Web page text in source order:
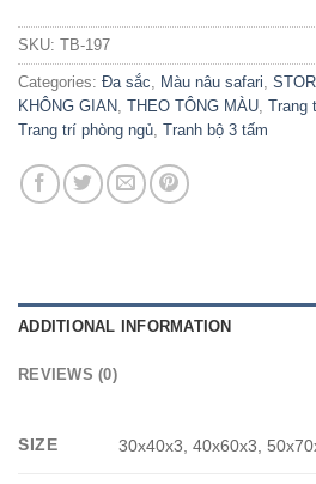
SKU: TB-197
Categories: Đa sắc, Màu nâu safari,
KHÔNG GIAN, THEO TÔNG MÀU, Trang
Trang trí phòng ngủ, Tranh bộ 3 tấm
ADDITIONAL INFORMATION
REVIEWS (0)
SIZE 30x40x3, 40x60x3,